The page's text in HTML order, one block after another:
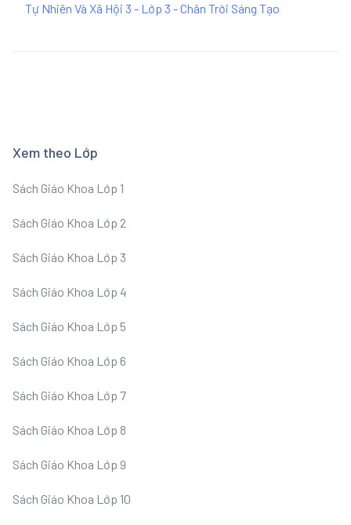
Tự Nhiên Và Xã Hội 3 - Lớp 3 - Chân Trời Sáng Tạo
Xem theo Lớp
Sách Giáo Khoa Lớp 1
Sách Giáo Khoa Lớp 2
Sách Giáo Khoa Lớp 3
Sách Giáo Khoa Lớp 4
Sách Giáo Khoa Lớp 5
Sách Giáo Khoa Lớp 6
Sách Giáo Khoa Lớp 7
Sách Giáo Khoa Lớp 8
Sách Giáo Khoa Lớp 9
Sách Giáo Khoa Lớp 10